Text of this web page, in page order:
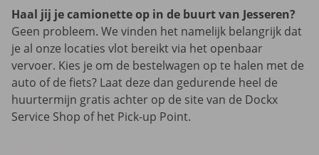
Haal jij je camionette op in de buurt van Jesseren?
Geen probleem. We vinden het namelijk belangrijk dat
je al onze locaties vlot bereikt via het openbaar
vervoer. Kies je om de bestelwagen op te halen met de
auto of de fiets? Laat deze dan gedurende heel de
huurtermijn gratis achter op de site van de Dockx
Service Shop of het Pick-up Point.